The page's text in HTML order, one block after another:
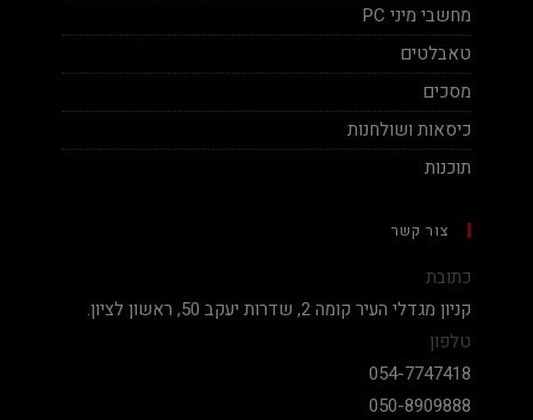
מחשבי מיני PC
טאבלטים
מסכים
כיסאות ושולחנות
תוכנות
צור קשר
כתובת
קניון מגדלי העיר קומה 2, שדרות יעקב 50, ראשון לציון.
טלפון
054-7747418
050-8909888